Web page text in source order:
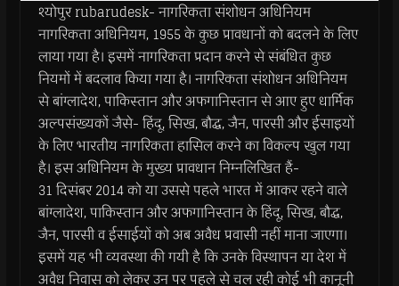
श्योपुर rubarudesk- नागरिकता संशोधन अधिनियम
नागरिकता अधिनियम, 1955 के कुछ प्रावधानों को बदलने के लिए
लाया गया है। इसमें नागरिकता प्रदान करने से संबंधित कुछ
नियमों में बदलाव किया गया है। नागरिकता संशोधन अधिनियम
से बांग्लादेश, पाकिस्तान और अफगानिस्तान से आए हुए धार्मिक
अल्पसंख्यकों जैसे- हिंदू, सिख, बौद्ध, जैन, पारसी और ईसाइयों
के लिए भारतीय नागरिकता हासिल करने का विकल्प खुल गया
है। इस अधिनियम के मुख्य प्रावधान निम्नलिखित हैं-
31 दिसंबर 2014 को या उससे पहले भारत में आकर रहने वाले
बांग्लादेश, पाकिस्तान और अफगानिस्तान के हिंदू, सिख, बौद्ध,
जैन, पारसी व ईसाईयों को अब अवैध प्रवासी नहीं माना जाएगा।
इसमें यह भी व्यवस्था की गयी है कि उनके विस्थापन या देश में
अवैध निवास को लेकर उन पर पहले से चल रही कोई भी कानूनी